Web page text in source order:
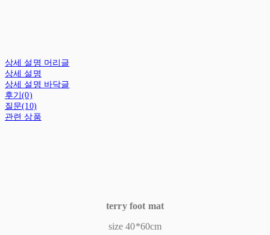
상세 설명 머리글
상세 설명
상세 설명 바닥글
후기(0)
질문(10)
관련 상품
terry foot mat
size 40*60cm